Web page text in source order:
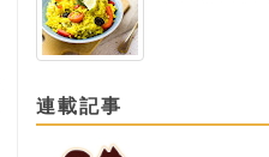
連載記事